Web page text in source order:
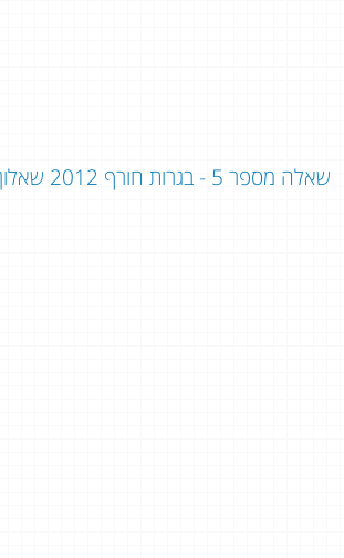
שאלה מספר 5 - בגרות חורף 2012 שאלון 807: